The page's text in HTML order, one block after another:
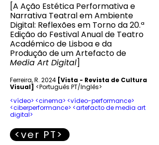
[A Ação Estética Performativa e
Narrativa Teatral em Ambiente
Digital: Reflexões em Torno da 20.ª
Edição do Festival Anual de Teatro
Académico de Lisboa e da
Produção de um Artefacto de
Media Art Digital]
Ferreira, R. 2024 [Vista - Revista de Cultura
Visual] <Português PT/Inglês>​
<vídeo> <cinema> <vídeo-performance>
<ciberperformance> <artefacto de media art
digital>
<ver PT>